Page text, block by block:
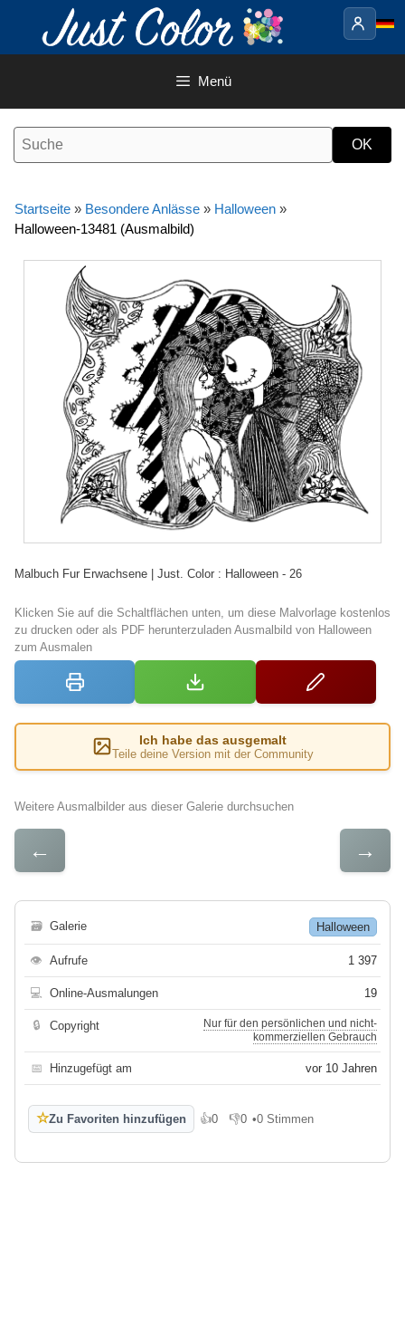
Inhalt
Menü
Startseite » Besondere Anlässe » Halloween »
Halloween-13481 (Ausmalbild)
Malbuch Fur Erwachsene | Just. Color : Halloween - 26
Klicken Sie auf die Schaltflächen unten, um diese Malvorlage kostenlos
zu drucken oder als PDF herunterzuladen Ausmalbild von Halloween
zum Ausmalen
Ich habe das ausgemalt
Teile deine Version mit der Community
Weitere Ausmalbilder aus dieser Galerie durchsuchen
← →
🗃 Galerie Halloween
👁 Aufrufe 1 397
💻 Online-Ausmalungen 19
🔒 Copyright
Nur für den persönlichen und nicht-
kommerziellen Gebrauch
📅 Hinzugefügt am vor 10 Jahren
☆Zu Favoriten hinzufügen 👍0
Gefällt mir
👎0
Gefällt mir nicht
•0 Stimmen